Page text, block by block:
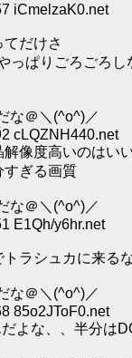
iCmelzaK0.net
だけさ
っぱりごろごろし
な＠＼(^o^)／
cLQZNH440.net
像度高いのはい
すぎる画質
な＠＼(^o^)／
E1Qh/y6hr.net
ラシュカに来る
な＠＼(^o^)／
85o2JToF0.net
よな、、半分は